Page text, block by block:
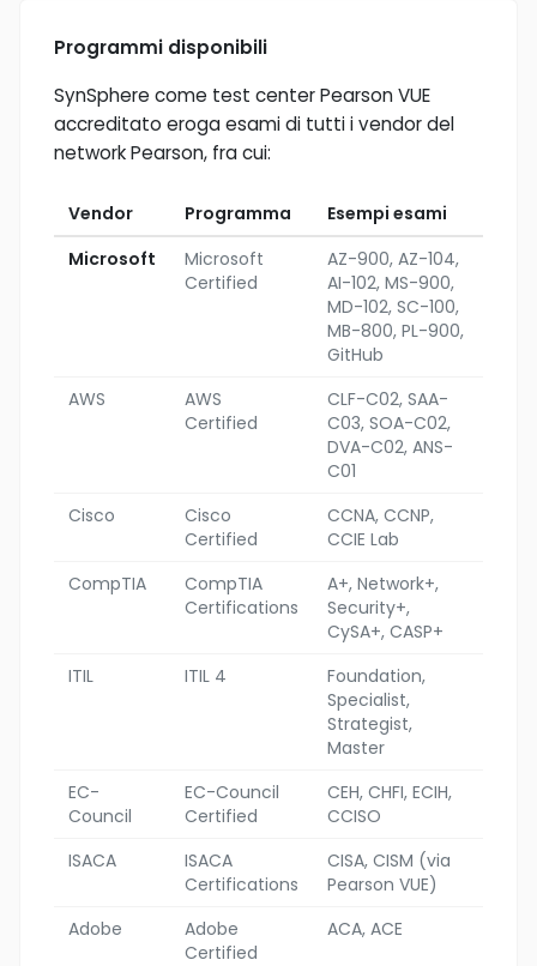
Programmi disponibili
SynSphere come test center Pearson VUE
accreditato eroga esami di tutti i vendor del
network Pearson, fra cui:
Vendor Programma
Esempi esami
Microsoft
Microsoft
Certified
AZ-900, AZ-104,
AI-102, MS-900,
MD-102, SC-100,
MB-800, PL-900,
GitHub
AWS
AWS
Certified
CLF-C02, SAA-
C03, SOA-C02,
DVA-C02, ANS-
C01
Cisco
Cisco
Certified
CCNA, CCNP,
CCIE Lab
CompTIA
CompTIA
Certifications
A+, Network+,
Security+,
CySA+, CASP+
ITIL
ITIL 4
Foundation,
Specialist,
Strategist,
Master
EC-
Council
EC-Council
Certified
CEH, CHFI, ECIH,
CCISO
ISACA
ISACA
Certifications
CISA, CISM (via
Pearson VUE)
Adobe
Adobe
Certified
ACA, ACE